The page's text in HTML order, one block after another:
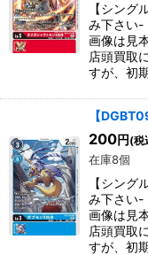
【シング
み下さい-
画像は見
店頭買取
すが、初
【
200円 (税
在庫8個
【シング
み下さい-
画像は見
店頭買取
すが、初